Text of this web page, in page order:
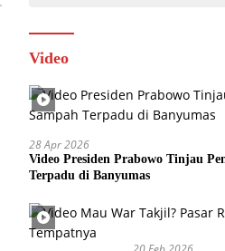
Video
28 Apr 2026
Video Presiden Prabowo Tinjau
Terpadu di Banyumas